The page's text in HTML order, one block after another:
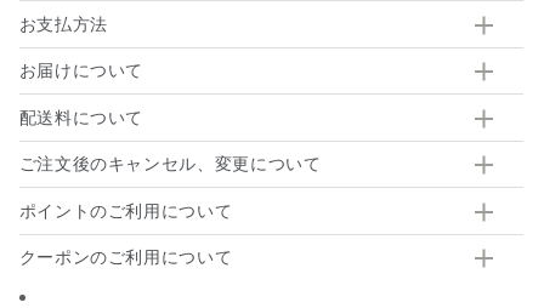
お支払方法
お届けについて
配送料について
ご注文後のキャンセル、変更について
ポイントのご利用について
クーポンのご利用について